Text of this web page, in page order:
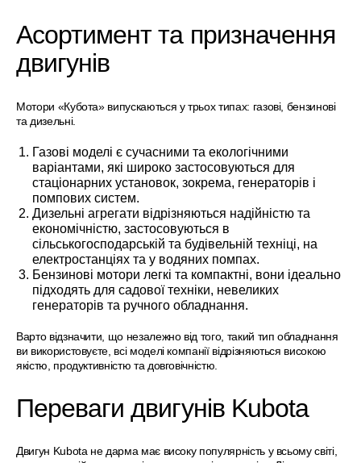
Асортимент та призначення
двигунів
Мотори «Кубота» випускаються у трьох типах: газові, бензинові
та дизельні.
Газові моделі є сучасними та екологічними
варіантами, які широко застосовуються для
стаціонарних установок, зокрема, генераторів і
помпових систем.
Дизельні агрегати відрізняються надійністю та
економічністю, застосовуються в
сільськогосподарській та будівельній техніці, на
електростанціях та у водяних помпах.
Бензинові мотори легкі та компактні, вони ідеально
підходять для садової техніки, невеликих
генераторів та ручного обладнання.
Варто відзначити, що незалежно від того, такий тип обладнання
ви використовуєте, всі моделі компанії відрізняються високою
якістю, продуктивністю та довговічністю.
Переваги двигунів Kubota
Двигун Kubota не дарма має високу популярність у всьому світі,